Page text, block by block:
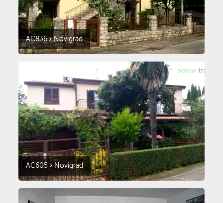
AC836 Novigrad
AC605 Novigrad